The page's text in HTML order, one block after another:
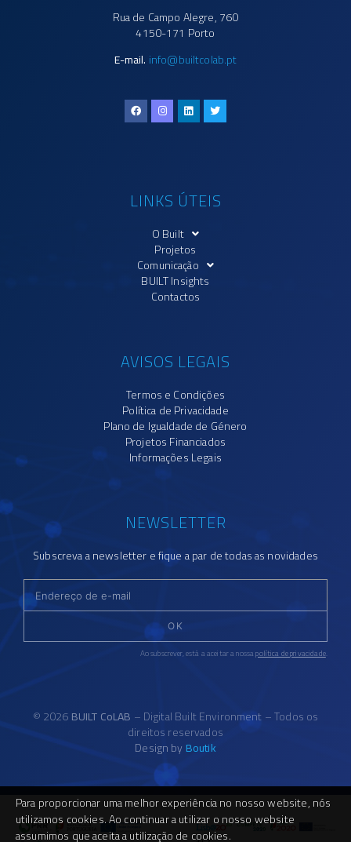
Rua de Campo Alegre, 760
4150-171 Porto
E-mail. info@builtcolab.pt
LINKS ÚTEIS
O Built
Projetos
Comunicação
BUILT Insights
Contactos
AVISOS LEGAIS
Termos e Condições
Política de Privacidade
Plano de Igualdade de Género
Projetos Financiados
Informações Legais
NEWSLETTER
Subscreva a newsletter e fique a par de todas as novidades
OK
Ao subscrever, está a aceitar a nossapolítica de privacidade.
© 2026BUILT CoLAB – Digital Built Environment – Todos os
direitos reservados
Design by Boutik
Para proporcionar uma melhor experiência no nosso website, nós
utilizamos cookies. Ao continuar a utilizar o nosso website
assumimos que aceita a utilização de cookies.